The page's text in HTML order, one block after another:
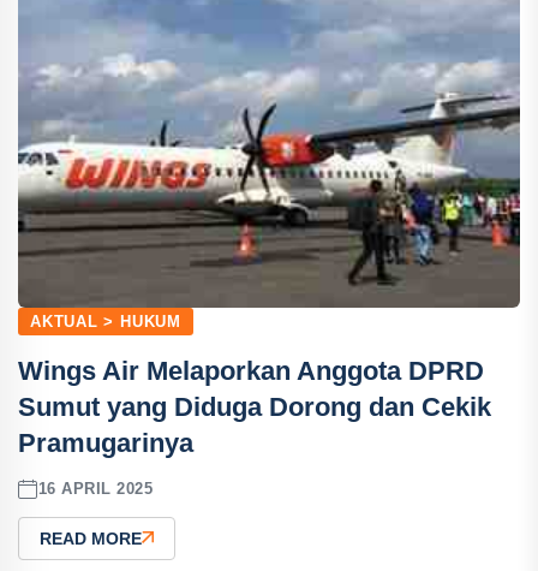
AKTUAL > HUKUM
Wings Air Melaporkan Anggota DPRD
Sumut yang Diduga Dorong dan Cekik
Pramugarinya
16 APRIL 2025
READ MORE